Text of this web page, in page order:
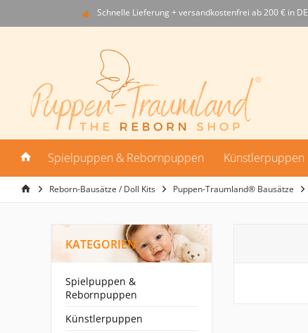
Schnelle Lieferung + versandkostenfrei ab 200 € in DE
Spielpuppen & Rebornpuppen Künstlerpuppen
Reborn-Bausätze / Doll Kits Puppen-Traumland® Bausätze
KATEGORIEN
Spielpuppen &
Rebornpuppen
Künstlerpuppen